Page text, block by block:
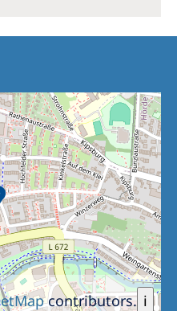
i
contributors.